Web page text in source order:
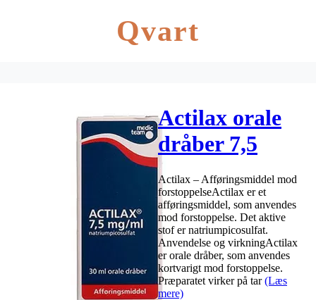
Qvart
Actilax orale
dråber 7,5
mg/ml – 30 ml
Actilax – Afføringsmiddel mod
forstoppelseActilax er et
afføringsmiddel, som anvendes
mod forstoppelse. Det aktive
stof er natriumpicosulfat.
Anvendelse og virkningActilax
er orale dråber, som anvendes
kortvarigt mod forstoppelse.
Præparatet virker på tar(Læs
mere)